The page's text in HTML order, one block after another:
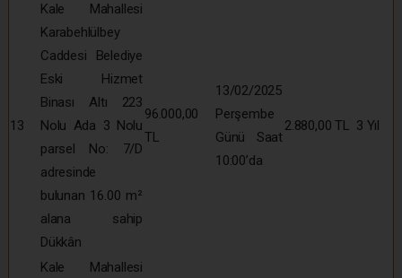
13
Kale Mahallesi
Karabehlülbey
Caddesi Belediye
Eski Hizmet
Binası Altı 223
Nolu Ada 3 Nolu
parsel No: 7/D
adresinde
bulunan 16.00 m²
alana sahip
Dükkân
96.000,00
TL
13/02/2025
Perşembe
Günü Saat
10:00’da
2.880,00 TL 3 Yıl
Kale Mahallesi